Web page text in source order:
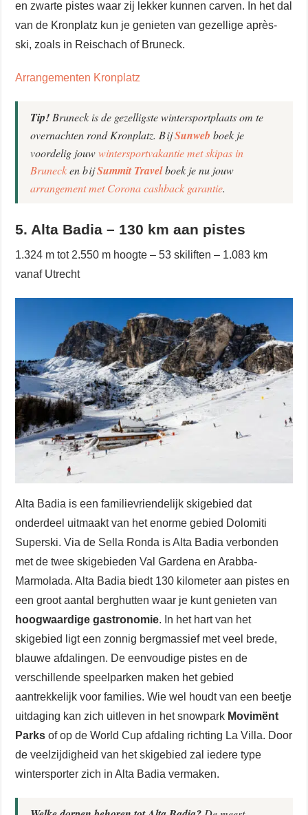
en zwarte pistes waar zij lekker kunnen carven. In het dal
van de Kronplatz kun je genieten van gezellige après-
ski, zoals in Reischach of Bruneck.
Arrangementen Kronplatz
Tip!Bruneck is de gezelligste wintersportplaats om te
overnachten rond Kronplatz. BijSunweb boek je
voordelig jouwwintersportvakantie met skipas in
Brunecken bijSummit Travelboek je nu jouw
arrangement met Corona cashback garantie.
5. Alta Badia – 130 km aan pistes
1.324 m tot 2.550 m hoogte – 53 skiliften – 1.083 km
vanaf Utrecht
Alta Badia is een familievriendelijk skigebied dat
onderdeel uitmaakt van het enorme gebied Dolomiti
Superski. Via de Sella Ronda is Alta Badia verbonden
met de twee skigebieden Val Gardena en Arabba-
Marmolada. Alta Badia biedt 130 kilometer aan pistes en
een groot aantal berghutten waar je kunt genieten van
hoogwaardige gastronomie. In het hart van het
skigebied ligt een zonnig bergmassief met veel brede,
blauwe afdalingen. De eenvoudige pistes en de
verschillende speelparken maken het gebied
aantrekkelijk voor families. Wie wel houdt van een beetje
uitdaging kan zich uitleven in het snowpark Movimënt
Parks of op de World Cup afdaling richting La Villa. Door
de veelzijdigheid van het skigebied zal iedere type
wintersporter zich in Alta Badia vermaken.